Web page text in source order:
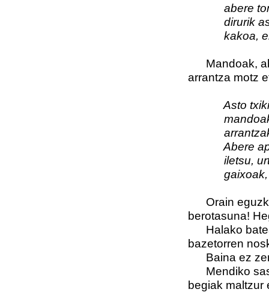
abere
dirurik
kakoa, ene
Mandoak,
arrantza motz
Asto txiki
mandoak
arrantzaka
Abere
iletsu,
gaixoak,
Orain
berotasuna!
Halako
bazetorren
Baina ez
Mendiko
begiak maltzur